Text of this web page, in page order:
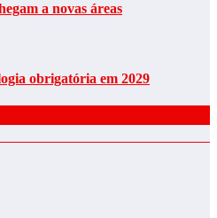
a novas áreas
obrigatória em 2029